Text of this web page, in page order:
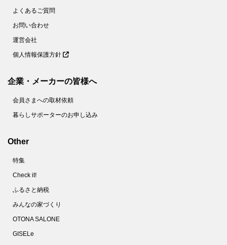
よくあるご質問
お問い合わせ
運営会社
個人情報保護方針
企業・メーカーの皆様へ
会員さまへの取材依頼
暮らしサポーターのお申し込み
Other
特集
Check it!
ふるさと納税
みんなの家づくり
OTONA SALONE
GISELe